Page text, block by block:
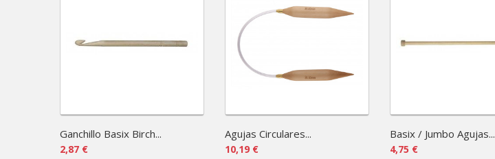
Ganchillo Basix Birch...
2,87 €
Agujas Circulares...
10,19 €
Basix / Jumbo Agujas...
4,75 €